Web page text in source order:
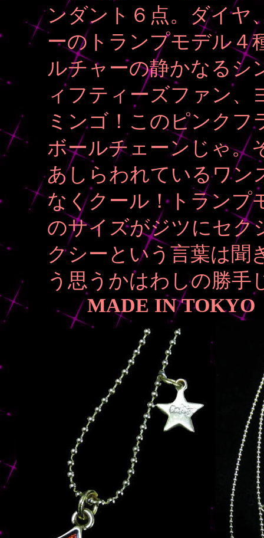
ンダント６点。ダイヤ
ーのトランプモデル４
ルチャーの静かなるシ
ィフティーズファン、
ミンゴ！このピンク
ボールチェーンじゃ。
あしらわれているワン
なくクール！トランプ
のサイズがジツにセ
クシーという言葉は
う思うかはわしの勝手
MADE IN TOKYO